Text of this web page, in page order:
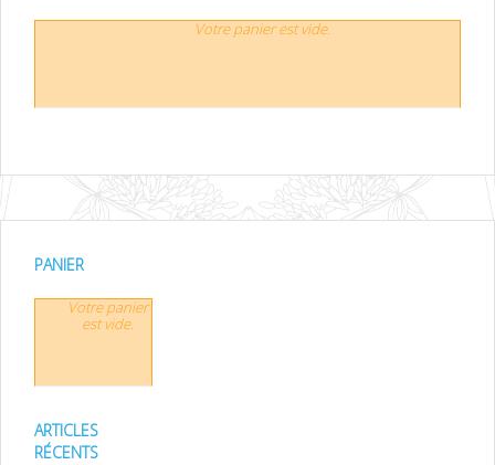
Votre panier est vide.
PANIER
Votre panier
est vide.
ARTICLES
RÉCENTS